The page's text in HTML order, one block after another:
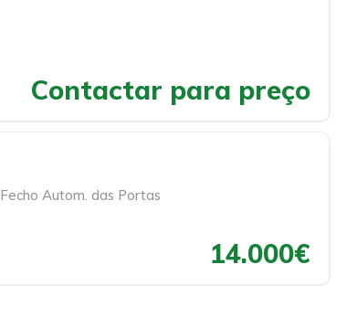
Contactar para preço
Fecho Autom. das Portas
14.000€